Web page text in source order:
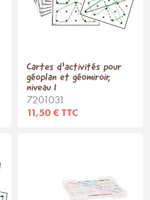
Cartes d’activités pour
géoplan et géomiroir,
niveau 1
7201031
11,50 € TTC